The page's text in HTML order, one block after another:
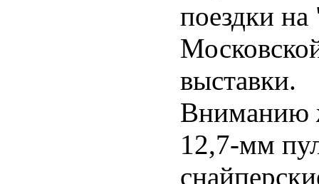
поездки
выставки.
Вниманию
12,7-мм